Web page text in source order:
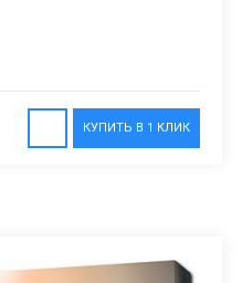
КУПИТЬ В 1 КЛИК